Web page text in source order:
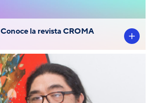
Conoce la revista CROMA
artísticas.
Conoce a Eduardo Tokeshi:
egresado de Pintura PUCP y